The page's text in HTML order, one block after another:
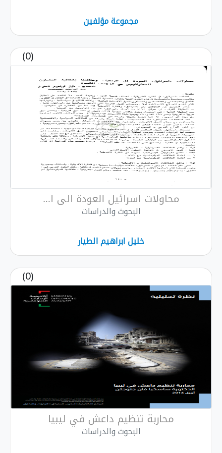
مجموعة مؤلفين
محاولات اسرائيل العودة الى ا...
البحوث والدراسات
خليل ابراهيم الطيار
محاربة تنظيم داعش في ليبيا
البحوث والدراسات